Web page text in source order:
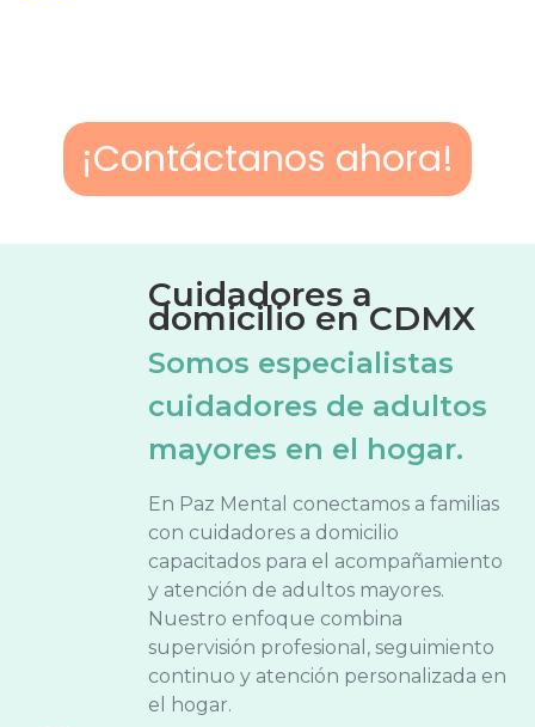
¡Contáctanos ahora!
Cuidadores a
domicilio en CDMX
Somos especialistas
cuidadores de adultos
mayores en el hogar.
En Paz Mental conectamos a familias
con cuidadores a domicilio
capacitados para el acompañamiento
y atención de adultos mayores.
Nuestro enfoque combina
supervisión profesional, seguimiento
continuo y atención personalizada en
el hogar.